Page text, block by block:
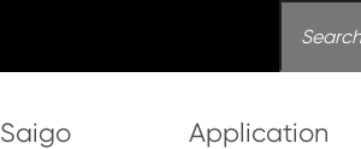
Saigo Application